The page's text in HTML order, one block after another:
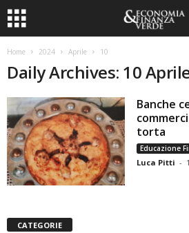
Home 2024 Aprile 10
Daily Archives: 10
Banche
torta
Educazione
Luca Pitti -
CATEGORIE